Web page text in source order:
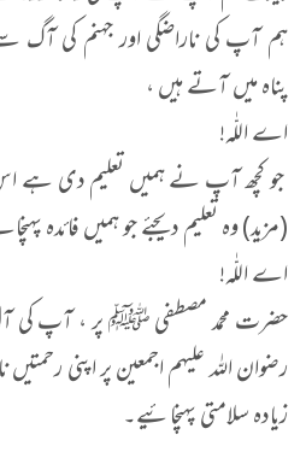
ہم آپ کی ناراضگی اور جہنم کی
پناہ میں آتے ہیں ،
اے اللّٰہ!
جو کچھ آپ نے ہمیں تعلیم دی ہے اس
(مزید) وہ تعلیم دیجئے جو ہمیں فائدہ
اے اللّٰہ!
حضرت محمد مصطفی ﷺ پر ، آپ کی
رضوان اللہ علیہم اجمعین پر اپنی
زیادہ سلامتی پہنچائیے۔